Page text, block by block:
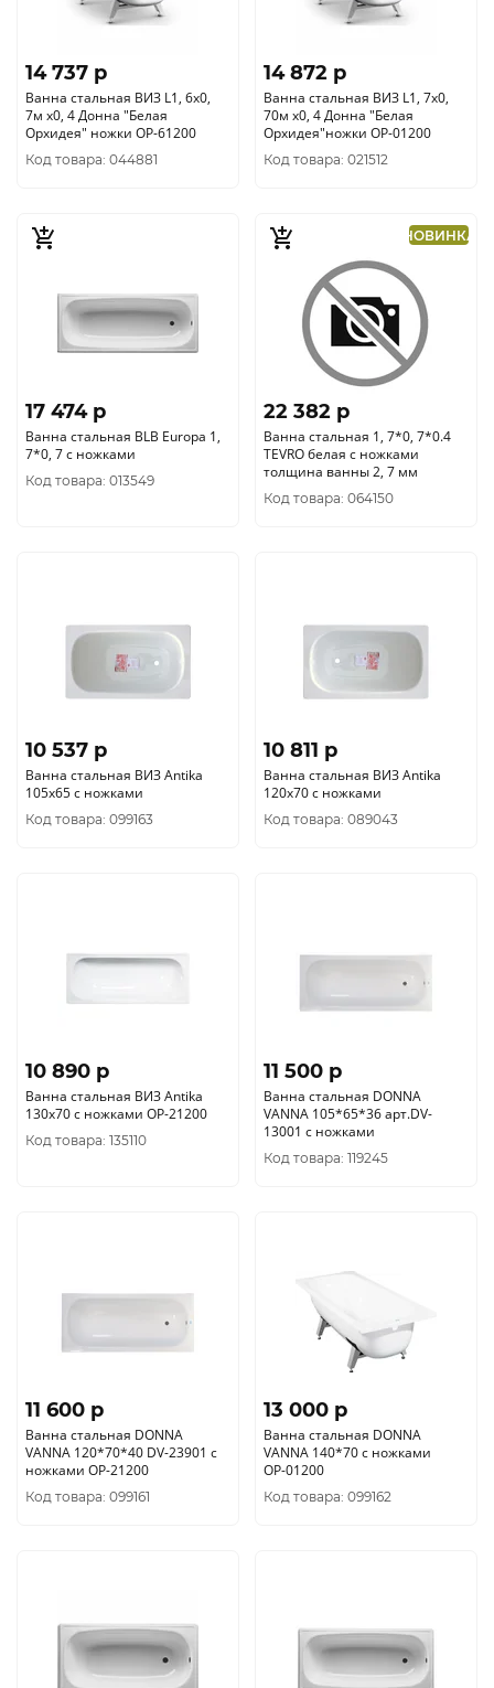
14 737 p
Ванна стальная ВИЗ L1, 6х0,
7м х0, 4 Донна "Белая
Орхидея" ножки ОР-61200
Код товара: 044881
14 872 p
Ванна стальная ВИЗ L1, 7х0,
70м х0, 4 Донна "Белая
Орхидея"ножки ОР-01200
Код товара: 021512
17 474 p
Ванна стальная BLB Europa 1,
7*0, 7 с ножками
Код товара: 013549
НОВИНКА
22 382 p
Ванна стальная 1, 7*0, 7*0.4
TEVRO белая с ножками
толщина ванны 2, 7 мм
Код товара: 064150
10 537 p
Ванна стальная ВИЗ Antika
105х65 с ножками
Код товара: 099163
10 811 p
Ванна стальная ВИЗ Antika
120x70 с ножками
Код товара: 089043
10 890 p
Ванна стальная ВИЗ Antika
130x70 с ножками ОР-21200
Код товара: 135110
11 500 p
Ванна стальная DONNA
VANNA 105*65*36 арт.DV-
13001 с ножками
Код товара: 119245
11 600 p
Ванна стальная DONNA
VANNA 120*70*40 DV-23901 с
ножками ОР-21200
Код товара: 099161
13 000 p
Ванна стальная DONNA
VANNA 140*70 с ножками
ОР-01200
Код товара: 099162